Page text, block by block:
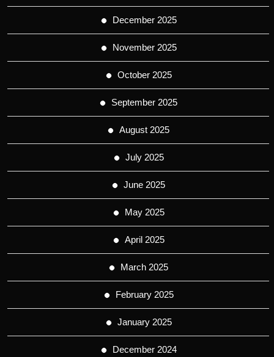
December 2025
November 2025
October 2025
September 2025
August 2025
July 2025
June 2025
May 2025
April 2025
March 2025
February 2025
January 2025
December 2024